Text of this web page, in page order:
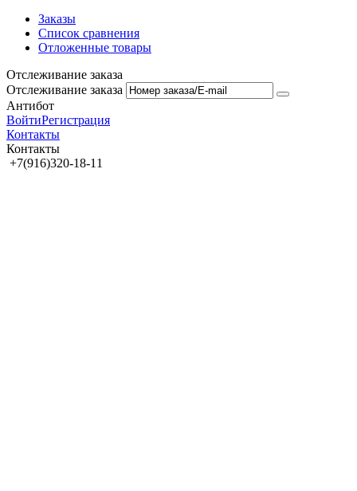
Заказы
Список сравнения
Отложенные товары
Отслеживание заказа
Отслеживание заказа
Антибот
ВойтиРегистрация
Контакты
Контакты
+7(916)320-18-11